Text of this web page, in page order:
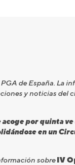
de España. La
y noticias del
acoge por quinta
en un
sobreIV